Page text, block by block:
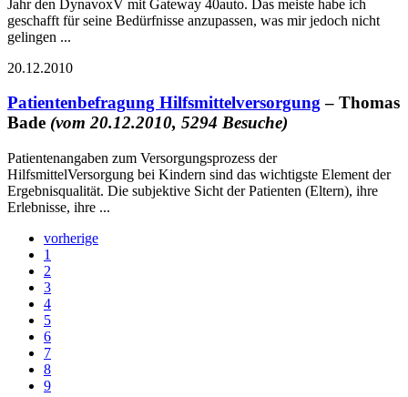
Jahr den DynavoxV mit Gateway 40auto. Das meiste habe ich
geschafft für seine Bedürfnisse anzupassen, was mir jedoch nicht
gelingen ...
20.12.2010
Patientenbefragung Hilfsmittelversorgung– Thomas
Bade (vom 20.12.2010, 5294 Besuche)
Patientenangaben zum Versorgungsprozess der
HilfsmittelVersorgung bei Kindern sind das wichtigste Element der
Ergebnisqualität. Die subjektive Sicht der Patienten (Eltern), ihre
Erlebnisse, ihre ...
vorherige
1
2
3
4
5
6
7
8
9